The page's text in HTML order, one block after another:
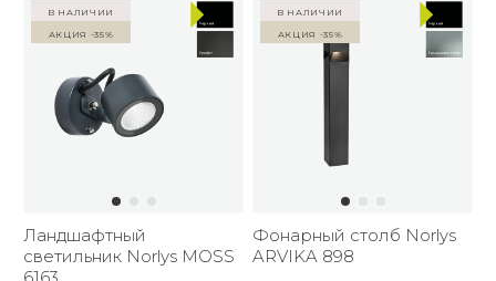
в наличии
Акция -35%
Ландшафтный
светильник Norlys MOSS
в наличии
Акция -35%
Фонарный столб Norlys
ARVIKA 898